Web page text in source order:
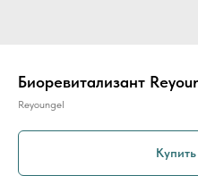
Биоревитализант
Reyoungel
Купить